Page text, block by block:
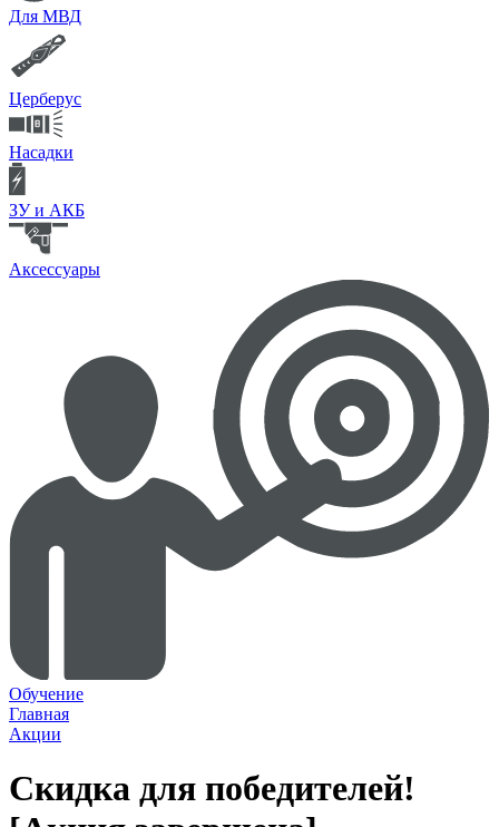
Для МВД
Церберус
Насадки
ЗУ и АКБ
Аксессуары
Обучение
Главная
Акции
Скидка для победителей!